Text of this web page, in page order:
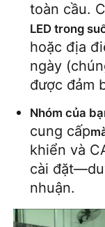
toàn cầu.
LED trong
hoặc địa
ngày
được đảm
Nhóm của
cung cấp
khiển và
cài
nhuận.